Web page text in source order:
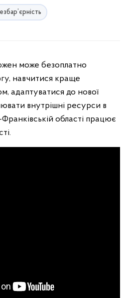
навчитися краще
адаптуватися до нової
внутрішні ресурси в
області працює